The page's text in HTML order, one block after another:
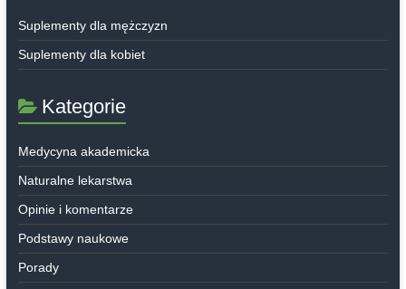
Suplementy dla mężczyzn
Suplementy dla kobiet
Kategorie
Medycyna akademicka
Naturalne lekarstwa
Opinie i komentarze
Podstawy naukowe
Porady